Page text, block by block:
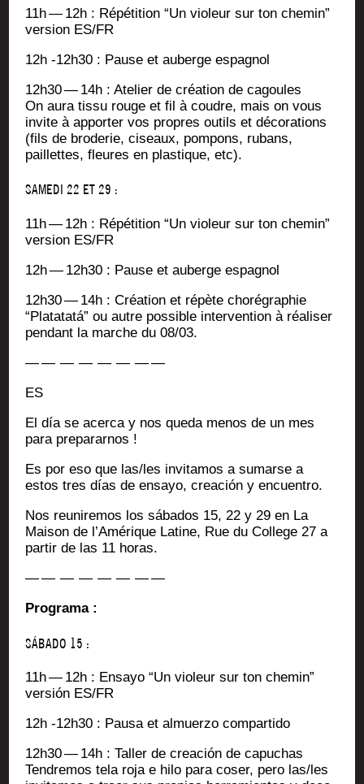
11h — 12h : Répé­ti­tion “Un vio­leur sur ton che­min”
ver­sion ES/FR
12h ‑12h30 : Pause et auberge espagnol
12h30 — 14h : Ate­lier de créa­tion de cagoules
On aura tis­su rouge et fil à coudre, mais on vous
invite à appor­ter vos propres outils et déco­ra­tions
(fils de bro­de­rie, ciseaux, pom­pons, rubans,
paillettes, fleures en plas­tique, etc).
SAMEDI 22 ET 29 :
11h — 12h : Répé­ti­tion “Un vio­leur sur ton che­min”
ver­sion ES/FR
12h — 12h30 : Pause et auberge espagnol
12h30 — 14h : Créa­tion et répète cho­ré­gra­phie
“Pla­ta­tatá” ou autre pos­sible inter­ven­tion à réa­li­ser
pen­dant la marche du 08/03.
— — — — — — — —
ES
El día se acer­ca y nos que­da menos de un mes
para prepararnos !
Es por eso que las/les invi­ta­mos a sumarse a
estos tres días de ensayo, crea­ción y encuentro.
Nos reu­ni­re­mos los sába­dos 15, 22 y 29 en La
Mai­son de l’A­mé­rique Latine, Rue du Col­lege 27 a
par­tir de las 11 horas.
— — — — — — — —
Pro­gra­ma :
SÁBADO 15 :
11h — 12h : Ensayo “Un vio­leur sur ton che­min”
ver­sión ES/FR
12h ‑12h30 : Pau­sa et almuer­zo compartido
12h30 — 14h : Tal­ler de crea­ción de capuchas
Ten­dre­mos tela roja e hilo para coser, pero las/les